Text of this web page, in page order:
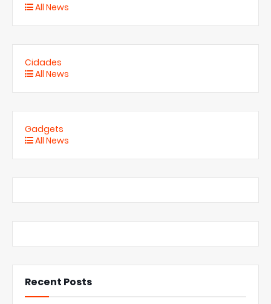
All News
Cidades
All News
Gadgets
All News
Recent Posts